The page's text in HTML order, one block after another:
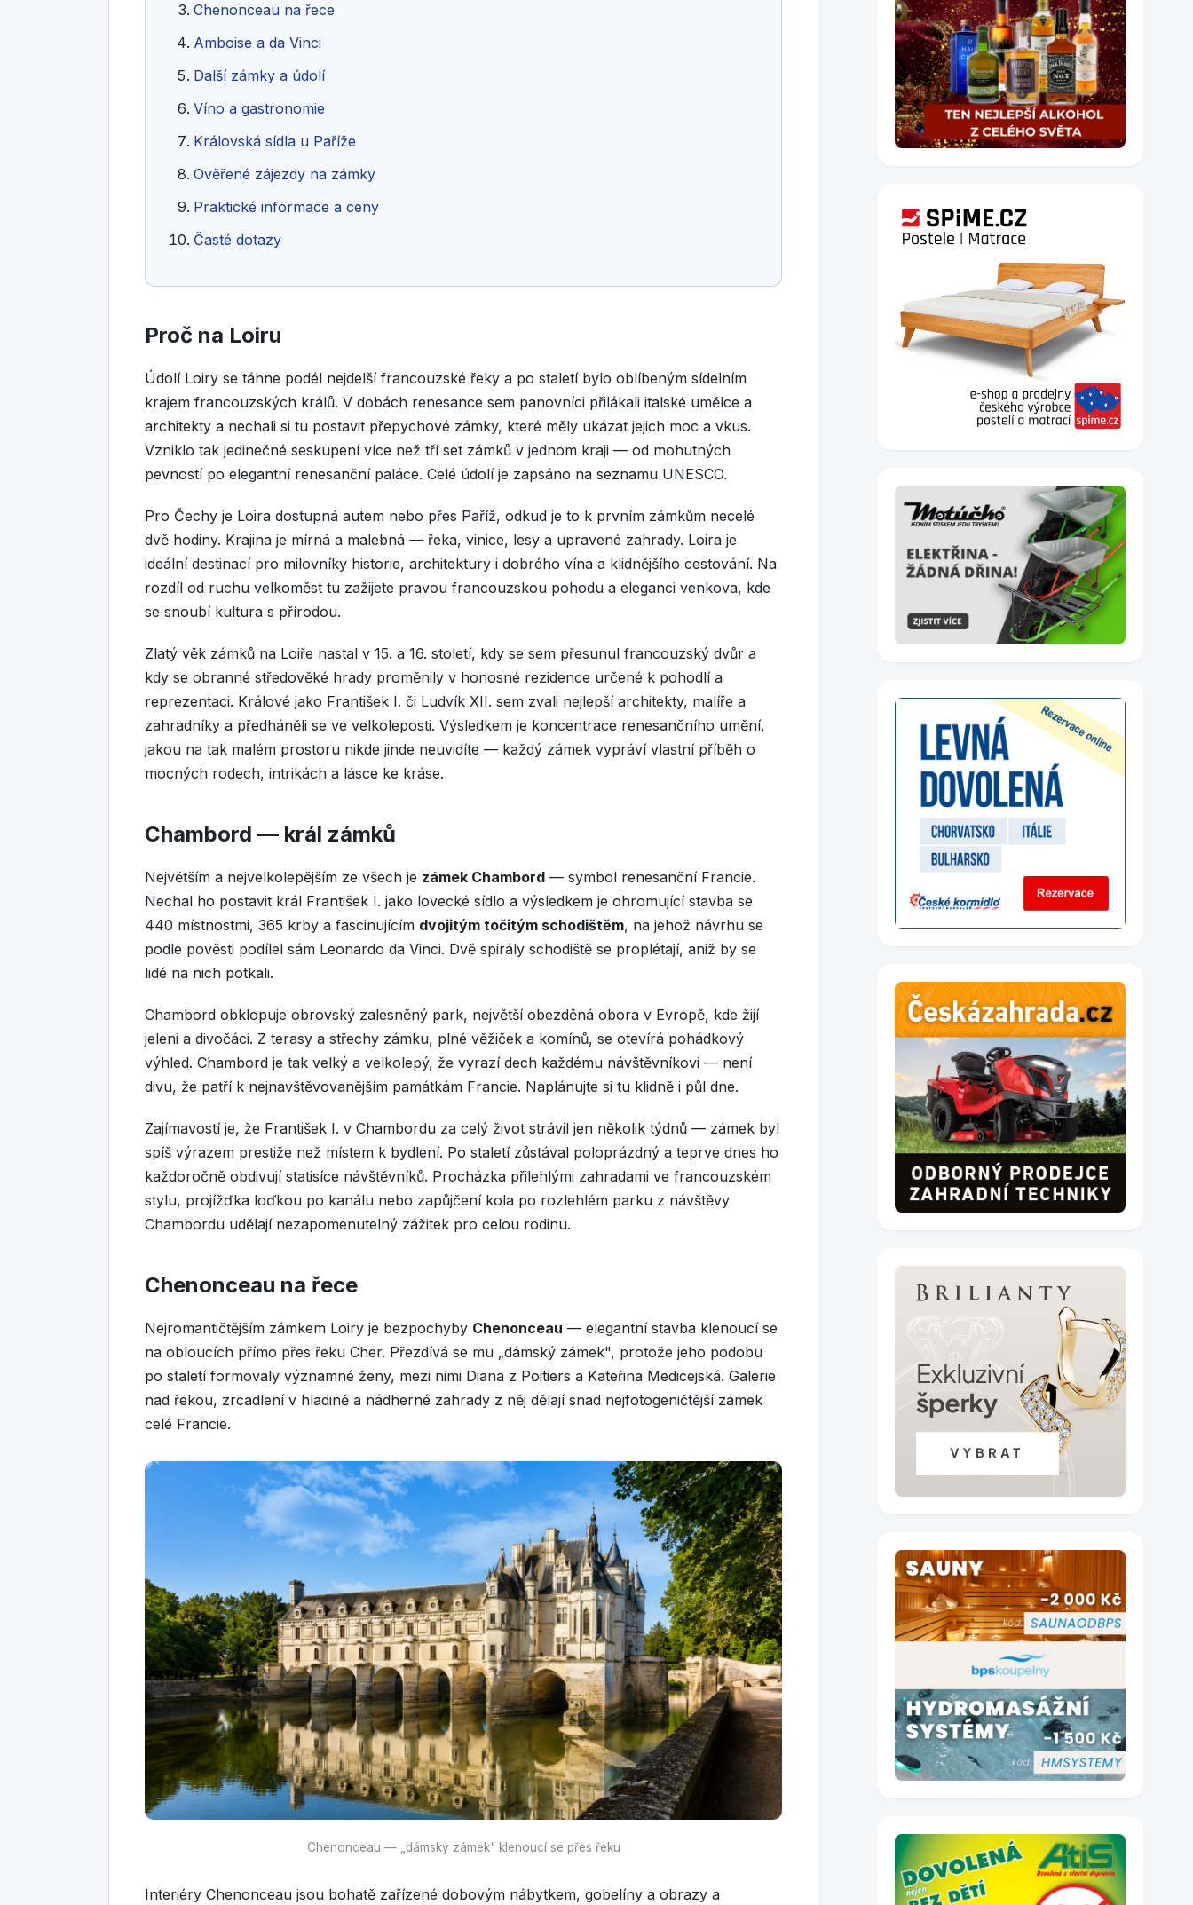
Chenonceau na řece
Amboise a da Vinci
Další zámky a údolí
Víno a gastronomie
Královská sídla u Paříže
Ověřené zájezdy na zámky
Praktické informace a ceny
Časté dotazy
Proč na Loiru
Údolí Loiry se táhne podél nejdelší francouzské řeky a po staletí bylo oblíbeným sídelním
krajem francouzských králů. V dobách renesance sem panovníci přilákali italské umělce a
architekty a nechali si tu postavit přepychové zámky, které měly ukázat jejich moc a vkus.
Vzniklo tak jedinečné seskupení více než tří set zámků v jednom kraji — od mohutných
pevností po elegantní renesanční paláce. Celé údolí je zapsáno na seznamu UNESCO.
Pro Čechy je Loira dostupná autem nebo přes Paříž, odkud je to k prvním zámkům necelé
dvě hodiny. Krajina je mírná a malebná — řeka, vinice, lesy a upravené zahrady. Loira je
ideální destinací pro milovníky historie, architektury i dobrého vína a klidnějšího cestování. Na
rozdíl od ruchu velkoměst tu zažijete pravou francouzskou pohodu a eleganci venkova, kde
se snoubí kultura s přírodou.
Zlatý věk zámků na Loiře nastal v 15. a 16. století, kdy se sem přesunul francouzský dvůr a
kdy se obranné středověké hrady proměnily v honosné rezidence určené k pohodlí a
reprezentaci. Králové jako František I. či Ludvík XII. sem zvali nejlepší architekty, malíře a
zahradníky a předháněli se ve velkoleposti. Výsledkem je koncentrace renesančního umění,
jakou na tak malém prostoru nikde jinde neuvidíte — každý zámek vypráví vlastní příběh o
mocných rodech, intrikách a lásce ke kráse.
Chambord — král zámků
Největším a nejvelkolepějším ze všech je zámek Chambord — symbol renesanční Francie.
Nechal ho postavit král František I. jako lovecké sídlo a výsledkem je ohromující stavba se
440 místnostmi, 365 krby a fascinujícím dvojitým točitým schodištěm, na jehož návrhu se
podle pověsti podílel sám Leonardo da Vinci. Dvě spirály schodiště se proplétají, aniž by se
lidé na nich potkali.
Chambord obklopuje obrovský zalesněný park, největší obezděná obora v Evropě, kde žijí
jeleni a divočáci. Z terasy a střechy zámku, plné věžiček a komínů, se otevírá pohádkový
výhled. Chambord je tak velký a velkolepý, že vyrazí dech každému návštěvníkovi — není
divu, že patří k nejnavštěvovanějším památkám Francie. Naplánujte si tu klidně i půl dne.
Zajímavostí je, že František I. v Chambordu za celý život strávil jen několik týdnů — zámek byl
spíš výrazem prestiže než místem k bydlení. Po staletí zůstával poloprázdný a teprve dnes ho
každoročně obdivují statisíce návštěvníků. Procházka přilehlými zahradami ve francouzském
stylu, projížďka loďkou po kanálu nebo zapůjčení kola po rozlehlém parku z návštěvy
Chambordu udělají nezapomenutelný zážitek pro celou rodinu.
Chenonceau na řece
Nejromantičtějším zámkem Loiry je bezpochyby Chenonceau — elegantní stavba klenoucí se
na obloucích přímo přes řeku Cher. Přezdívá se mu „dámský zámek", protože jeho podobu
po staletí formovaly významné ženy, mezi nimi Diana z Poitiers a Kateřina Medicejská. Galerie
nad řekou, zrcadlení v hladině a nádherné zahrady z něj dělají snad nejfotogeničtější zámek
celé Francie.
Chenonceau — „dámský zámek" klenoucí se přes řeku
Interiéry Chenonceau jsou bohatě zařízené dobovým nábytkem, gobelíny a obrazy a